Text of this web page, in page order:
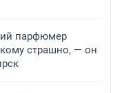
парфюмер
страшно, — он